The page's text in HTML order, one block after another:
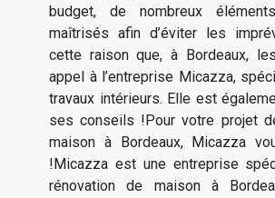
budget, de nombreux
maîtrisés afin d’éviter les
cette raison que, à Bordeaux,
appel à l’entreprise Micazza,
travaux intérieurs. Elle est
ses conseils !Pour votre projet
maison à Bordeaux, Micazza
!Micazza est une entreprise
rénovation de maison à